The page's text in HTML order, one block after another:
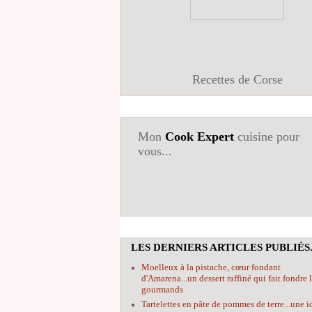
Recettes de Corse
Mon Cook Expert cuisine pour
vous...
LES DERNIERS ARTICLES
Moelleux à la pistache, cœur fondant
d'Amarena...un dessert raffiné qui fait fondre
gourmands
Tartelettes en pâte de pommes de terre...une